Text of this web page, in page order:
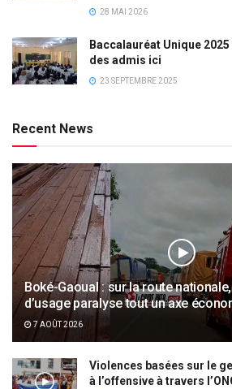
28 MAI 2026
Baccalauréat Unique
des admis ici
23 SEPTEMBRE 2025
Recent News
Boké-Gaoual : sur la route
d’usage paralyse tout un axe
7 AOÛT 2026
Violences basées sur le
à l’offensive à travers